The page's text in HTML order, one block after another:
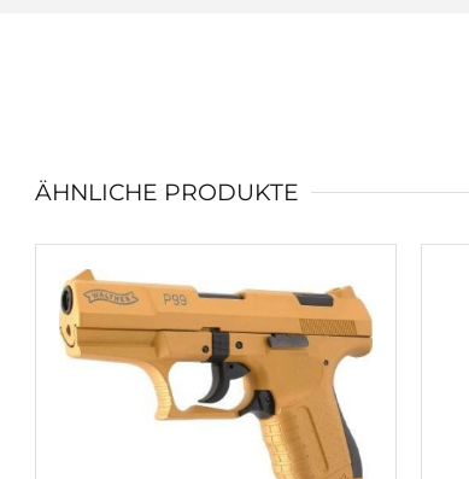
ÄHNLICHE PRODUKTE